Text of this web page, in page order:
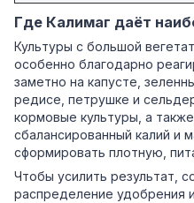
Где Калимаг даёт
Культуры с большой
особенно благодарно
заметно на капусте,
редисе, петрушке и
кормовые культуры, а
сбалансированный калий и
сформировать плотную,
Чтобы усилить результат,
распределение удобрения